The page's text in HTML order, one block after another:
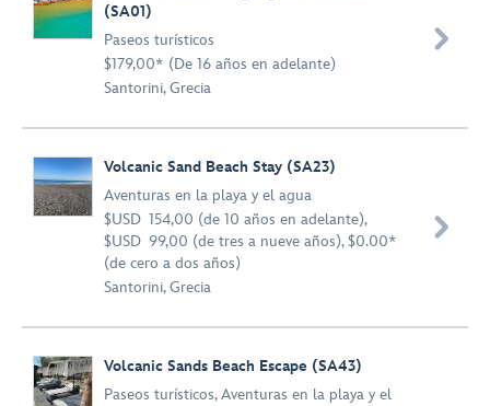
(SA01)
Paseos turísticos
$179,00* (De 16 años en adelante)
Santorini, Grecia

Volcanic Sand Beach Stay (SA23)
Aventuras en la playa y el agua
$USD 154,00 (de 10 años en adelante),
$USD 99,00 (de tres a nueve años), $0.00*
(de cero a dos años)
Santorini, Grecia

Volcanic Sands Beach Escape (SA43)
Paseos turísticos,Aventuras en la playa y el